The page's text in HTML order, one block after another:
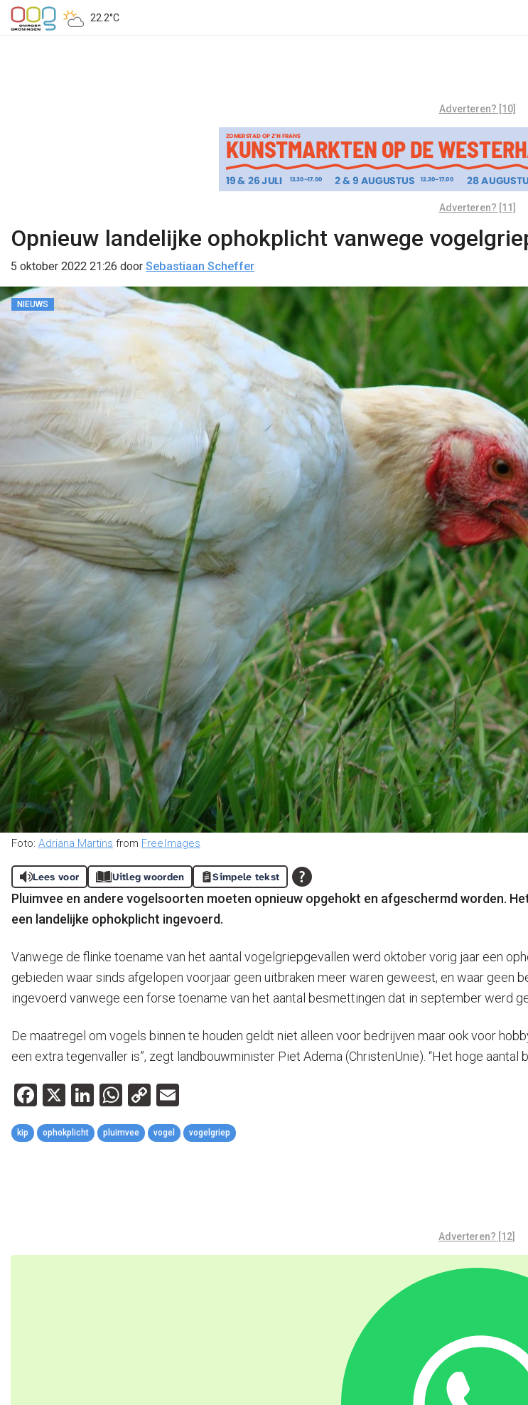
22.2°C
Adverteren? [10]
Adverteren? [11]
Opnieuw landelijke ophokplicht vanwege
5 oktober 2022 21:26 door Sebastiaan Scheffer
NIEUWS
Foto: Adriana Martins from FreeImages
Lees voor Uitleg woorden Simpele tekst
Pluimvee en andere vogelsoorten moeten opnieuw opgehokt en afgeschermd worden.
een landelijke ophokplicht ingevoerd.
Vanwege de flinke toename van het aantal vogelgriepgevallen werd oktober vorig jaar een
gebieden waar sinds afgelopen voorjaar geen uitbraken meer waren geweest, en waar
ingevoerd vanwege een forse toename van het aantal besmettingen dat in september werd
De maatregel om vogels binnen te houden geldt niet alleen voor bedrijven maar ook voor
een extra tegenvaller is”, zegt landbouwminister Piet Adema (ChristenUnie). “Het hoge
Facebook
X LinkedIn
WhatsApp
Copy
Link
kip ophokplicht pluimvee vogel vogelgriep
Adverteren? [12]